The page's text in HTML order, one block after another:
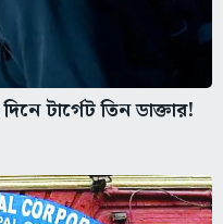
টার্গেট তিন ডাক্তার!